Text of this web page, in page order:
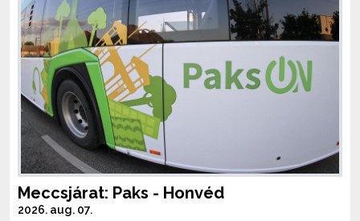
Meccsjárat: Paks - Honvéd
2026. aug. 07.